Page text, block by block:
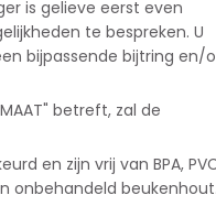
is gelieve eerst even
te bespreken. U
bijpassende bijtring en/
MAAT" betreft, zal de
en zijn vrij van BPA,
onbehandeld